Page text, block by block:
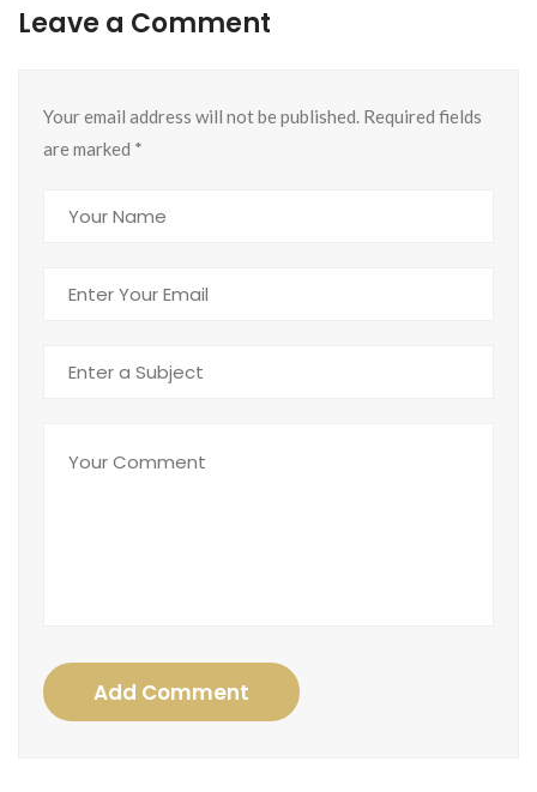
Leave a Comment
Your email address will not be published. Required fields
are marked *
Add Comment